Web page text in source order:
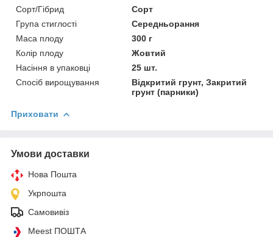
Сорт/Гібрид
Сорт
Група стиглості
Середньорання
Маса плоду
300 г
Колір плоду
Жовтий
Насіння в упаковці
25 шт.
Спосіб вирощування
Відкритий грунт, Закритий
грунт (парники)
Приховати
Умови доставки
Нова Пошта
Укрпошта
Самовивіз
Meest ПОШТА